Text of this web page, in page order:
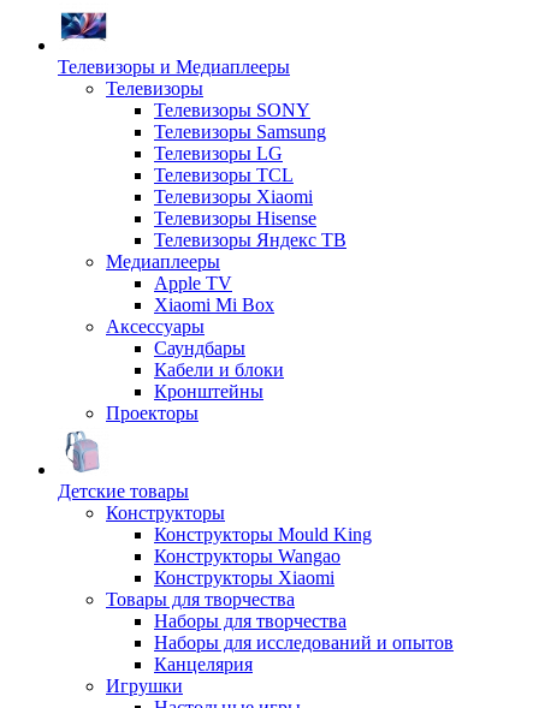
Телевизоры и Медиаплееры
Телевизоры
Телевизоры SONY
Телевизоры Samsung
Телевизоры LG
Телевизоры TCL
Телевизоры Xiaomi
Телевизоры Hisense
Телевизоры Яндекс ТВ
Медиаплееры
Apple TV
Xiaomi Mi Box
Аксессуары
Саундбары
Кабели и блоки
Кронштейны
Проекторы
Детские товары
Конструкторы
Конструкторы Mould King
Конструкторы Wangao
Конструкторы Xiaomi
Товары для творчества
Наборы для творчества
Наборы для исследований и опытов
Канцелярия
Игрушки